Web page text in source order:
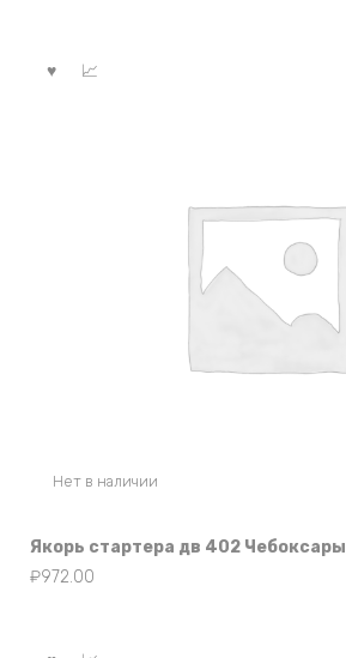
Нет в наличии
Якорь стартера дв 402 Чебоксары
₽972.00